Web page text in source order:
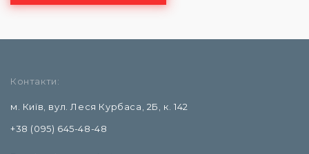
Контакти:
м. Київ, вул. Леся Курбаса, 2Б, к. 142
+38 (095) 645-48-48